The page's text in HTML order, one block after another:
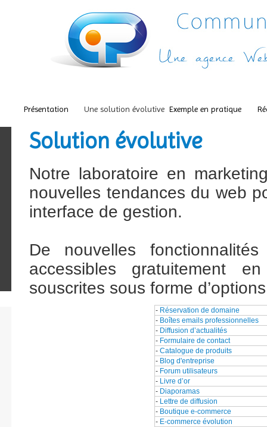
Présentation Une solution évolutive Exemple en pratique
Solution évolutive
Notre laboratoire en
nouvelles tendances du web
interface de gestion.
De nouvelles
accessibles gratuitement
souscrites sous forme
- Réservation de domaine
- Boîtes emails professionnelles
- Diffusion d’actualités
- Formulaire de contact
- Catalogue de produits
- Blog d'entreprise
- Forum utilisateurs
- Livre d’or
- Diaporamas
- Lettre de diffusion
- Boutique e-commerce
- E-commerce évolution